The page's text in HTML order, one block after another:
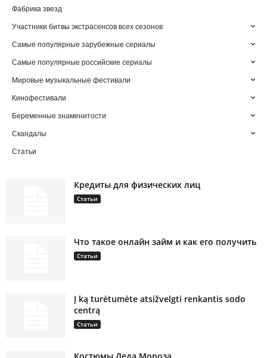
Фабрика звезд
Участники битвы экстрасенсов всех сезонов
Самые популярные зарубежные сериалы
Самые популярные российские сериалы
Мировые музыкальные фестивали
Кинофестивали
Беременные знаменитости
Скандалы
Статьи
Кредиты для физических лиц
Статьи
Что такое онлайн займ и как его получить
Статьи
Į ką turėtumėte atsižvelgti renkantis sodo
centrą
Статьи